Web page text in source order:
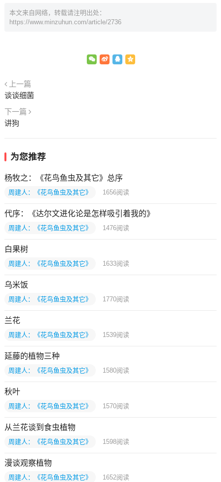
本文来自网络，转载请注明出处：
https://www.minzuhun.com/article/2736
上一篇
谈谈细菌
下一篇
讲狗
为您推荐
杨牧之：《花鸟鱼虫及其它》总序
周建人：《花鸟鱼虫及其它》 1656阅读
代序：《达尔文进化论是怎样吸引着我的》
周建人：《花鸟鱼虫及其它》 1476阅读
白果树
周建人：《花鸟鱼虫及其它》 1633阅读
乌米饭
周建人：《花鸟鱼虫及其它》 1770阅读
兰花
周建人：《花鸟鱼虫及其它》 1539阅读
延藤的植物三种
周建人：《花鸟鱼虫及其它》 1580阅读
秋叶
周建人：《花鸟鱼虫及其它》 1570阅读
从兰花谈到食虫植物
周建人：《花鸟鱼虫及其它》 1598阅读
漫谈观察植物
周建人：《花鸟鱼虫及其它》 1652阅读